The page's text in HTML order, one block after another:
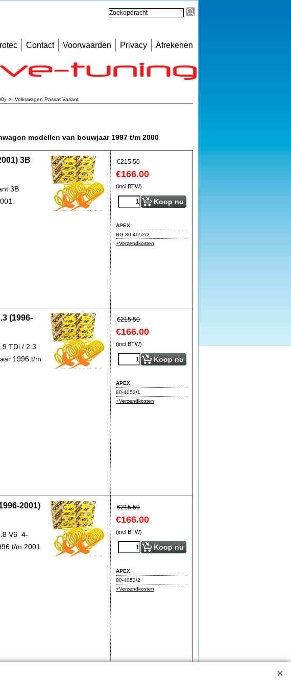
Contact Voorwaarden Privacy Afrekenen
> Volkswagen Passat Variant
modellen van bouwjaar 1997 t/m 2000
€215.50
€166.00
(incl BTW)
Koop nu
APEX
BG 80-4052/2
+Verzendkosten
3B
3B
€215.50
€166.00
(incl BTW)
Koop nu
APEX
80-4053/1
+Verzendkosten
(1996-
TDi / 2.3
1996 t/m
€215.50
€166.00
(incl BTW)
Koop nu
APEX
80-4053/2
+Verzendkosten
2001)
V6 4-
t/m 2001.